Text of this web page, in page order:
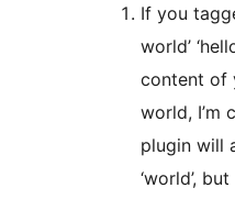
If you
world’
content of
world, I’m
plugin will
‘world’,